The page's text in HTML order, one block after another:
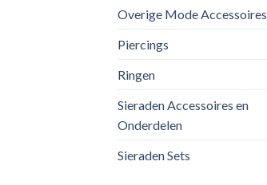
Overige Mode Accessoires
Piercings
Ringen
Sieraden Accessoires en
Onderdelen
Sieraden Sets